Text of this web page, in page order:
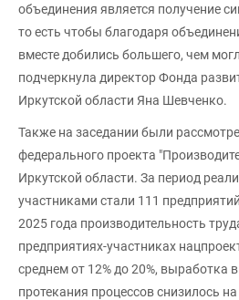
объединения является получение
то есть чтобы благодаря
вместе добились большего, чем
подчеркнула директор Фонда
Иркутской области Яна Шевченко.
Также на заседании были
федерального проекта
Иркутской области. За период
участниками стали 111
2025 года производительность
предприятиях-участниках
среднем от 12% до 20%, выработка
протекания процессов снизилось